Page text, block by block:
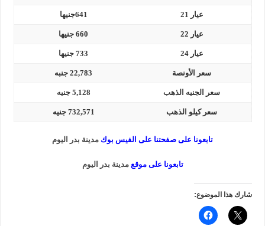
عيار 21 641جنيها
عيار 22 660 جنيها
عيار 24 733 جنيها
سعر الأونصة 22,783 جنبه
سعر الجنيه الذهب 5,128 جنيه
سعر كيلو الذهب 732,571 جنيه
تابعونا على صفحتنا على الفيس بوك مدينة بدر اليوم
تابعونا على موقع مدينة بدر اليوم
شارك هذا الموضوع: